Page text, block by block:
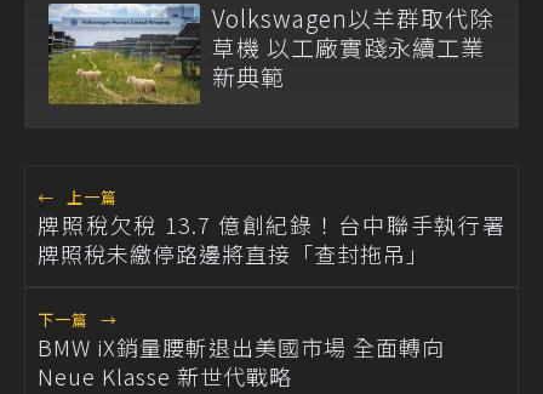
Volkswagen以羊群取代除
草機 以工廠實踐永續工業
新典範
← 上一篇
牌照稅欠稅 13.7 億創紀錄！台中聯手執行署
牌照稅未繳停路邊將直接「查封拖吊」
下一篇 →
BMW iX銷量腰斬退出美國市場 全面轉向
Neue Klasse 新世代戰略